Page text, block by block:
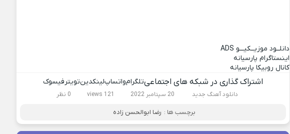
دانلــود موزیــکیـــو ADS
اینستاگرام پارسیانه
کانال روبیکا پارسیانه
اشتراک گذاری در شبکه های اجتماعیتلگرامواتساپلینکدینتویترفیسوک
دانلود آهنگ جدید 20 سپتامبر 2022 121 views 0 نظر
برچسب ها : رضا ابوالحسن زاده